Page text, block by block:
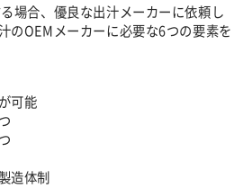
場合、優良な出汁メーカーに依頼し
のOEMメーカーに必要な6つの要素を
可能
造体制